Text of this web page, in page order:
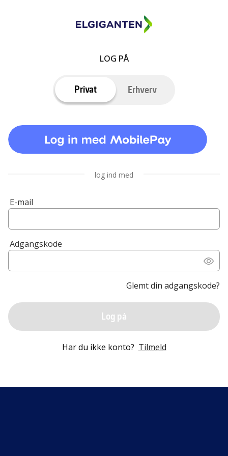
LOG PÅ
Privat Erhverv
log ind med
E-mail
Adgangskode
Glemt din adgangskode?
Log på
Har du ikke konto? Tilmeld